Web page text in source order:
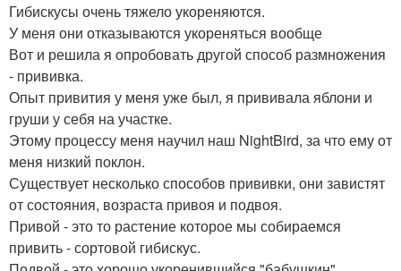
Гибискусы очень тяжело укореняются.
У меня они отказываются укореняться вообще
Вот и решила я опробовать другой способ размножения
- прививка.
Опыт привития у меня уже был, я прививала яблони и
груши у себя на участке.
Этому процессу меня научил наш NightBird, за что ему от
меня низкий поклон.
Существует несколько способов прививки, они завистят
от состояния, возраста привоя и подвоя.
Привой - это то растение которое мы собираемся
привить - сортовой гибискус.